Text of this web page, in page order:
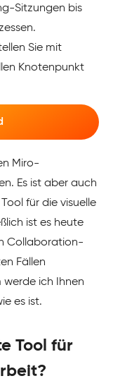
Sitzungen bis
Sie mit
Knotenpunkt
Miro-
Es ist aber auch
für die visuelle
ist es heute
Collaboration-
Fällen
werde ich Ihnen
es ist.
Tool für